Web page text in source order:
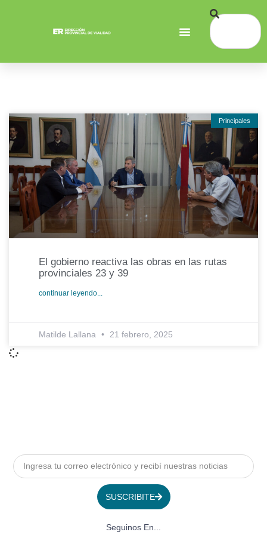
Principales
El gobierno reactiva las obras en las rutas
provinciales 23 y 39
continuar leyendo...
Matilde Lallana 21 febrero, 2025
SUSCRIBITE
Seguinos En...